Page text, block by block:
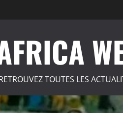
TOUTES LES